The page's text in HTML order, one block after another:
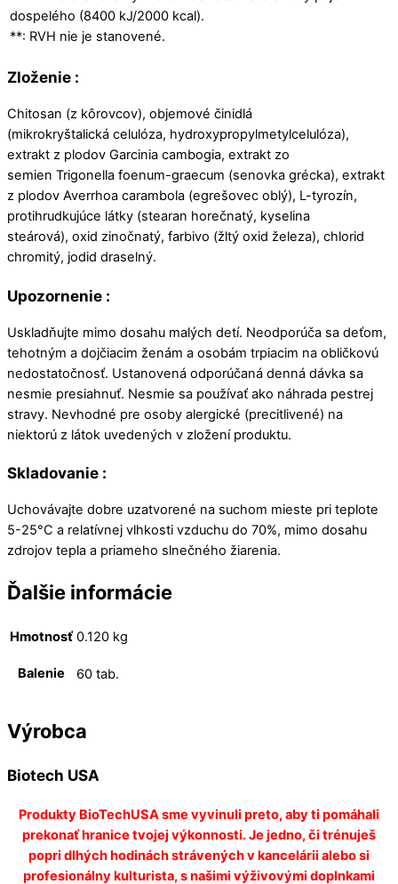
dospelého (8400 kJ/2000 kcal).
**: RVH nie je stanovené.
Zloženie :
Chitosan (z kôrovcov), objemové činidlá
(mikrokryštalická celulóza, hydroxypropylmetylcelulóza),
extrakt z plodov Garcinia cambogia, extrakt zo
semien Trigonella foenum-graecum (senovka grécka), extrakt
z plodov Averrhoa carambola (egrešovec oblý), L-tyrozín,
protihrudkujúce látky (stearan horečnatý, kyselina
steárová), oxid zinočnatý, farbivo (žltý oxid železa), chlorid
chromitý, jodid draselný.
Upozornenie :
Uskladňujte mimo dosahu malých detí. Neodporúča sa deťom,
tehotným a dojčiacim ženám a osobám trpiacim na obličkovú
nedostatočnosť. Ustanovená odporúčaná denná dávka sa
nesmie presiahnuť. Nesmie sa používať ako náhrada pestrej
stravy. Nevhodné pre osoby alergické (precitlivené) na
niektorú z látok uvedených v zložení produktu.
Skladovanie :
Uchovávajte dobre uzatvorené na suchom mieste pri teplote
5-25°C a relatívnej vlhkosti vzduchu do 70%, mimo dosahu
zdrojov tepla a priameho slnečného žiarenia.
Ďalšie informácie
Hmotnosť 0.120 kg
Balenie 60 tab.
Výrobca
Biotech USA
Produkty BioTechUSA sme vyvinuli preto, aby ti pomáhali
prekonať hranice tvojej výkonnosti. Je jedno, či trénuješ
popri dlhých hodinách strávených v kancelárii alebo si
profesionálny kulturista, s našimi výživovými doplnkami